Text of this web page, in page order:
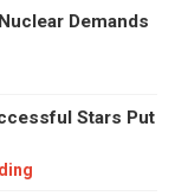
Demands
Stars Put